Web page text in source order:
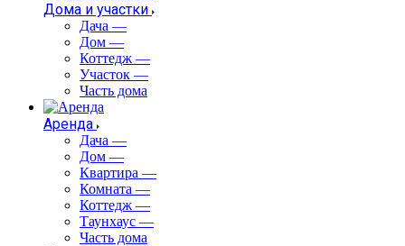
Дома и участки
Дача —
Дом —
Коттедж —
Участок —
Часть дома
Аренда
Дача —
Дом —
Квартира —
Комната —
Коттедж —
Таунхаус —
Часть дома